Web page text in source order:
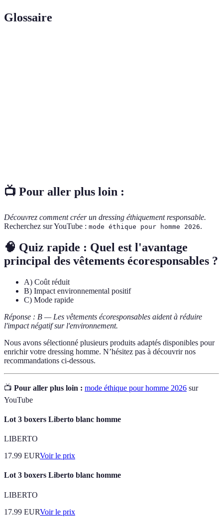
Glossaire
📺 Pour aller plus loin :
Découvrez comment créer un dressing éthiquement responsable.
Recherchez sur YouTube : mode éthique pour homme 2026.
🧠 Quiz rapide : Quel est l'avantage
principal des vêtements écoresponsables ?
A) Coût réduit
B) Impact environnemental positif
C) Mode rapide
Réponse : B — Les vêtements écoresponsables aident à réduire
l'impact négatif sur l'environnement.
Nous avons sélectionné plusieurs produits adaptés disponibles pour
enrichir votre dressing homme. N’hésitez pas à découvrir nos
recommandations ci-dessous.
📺 Pour aller plus loin : mode éthique pour homme 2026 sur
YouTube
Lot 3 boxers Liberto blanc homme
LIBERTO
17.99 EURVoir le prix
Lot 3 boxers Liberto blanc homme
LIBERTO
17.99 EURVoir le prix